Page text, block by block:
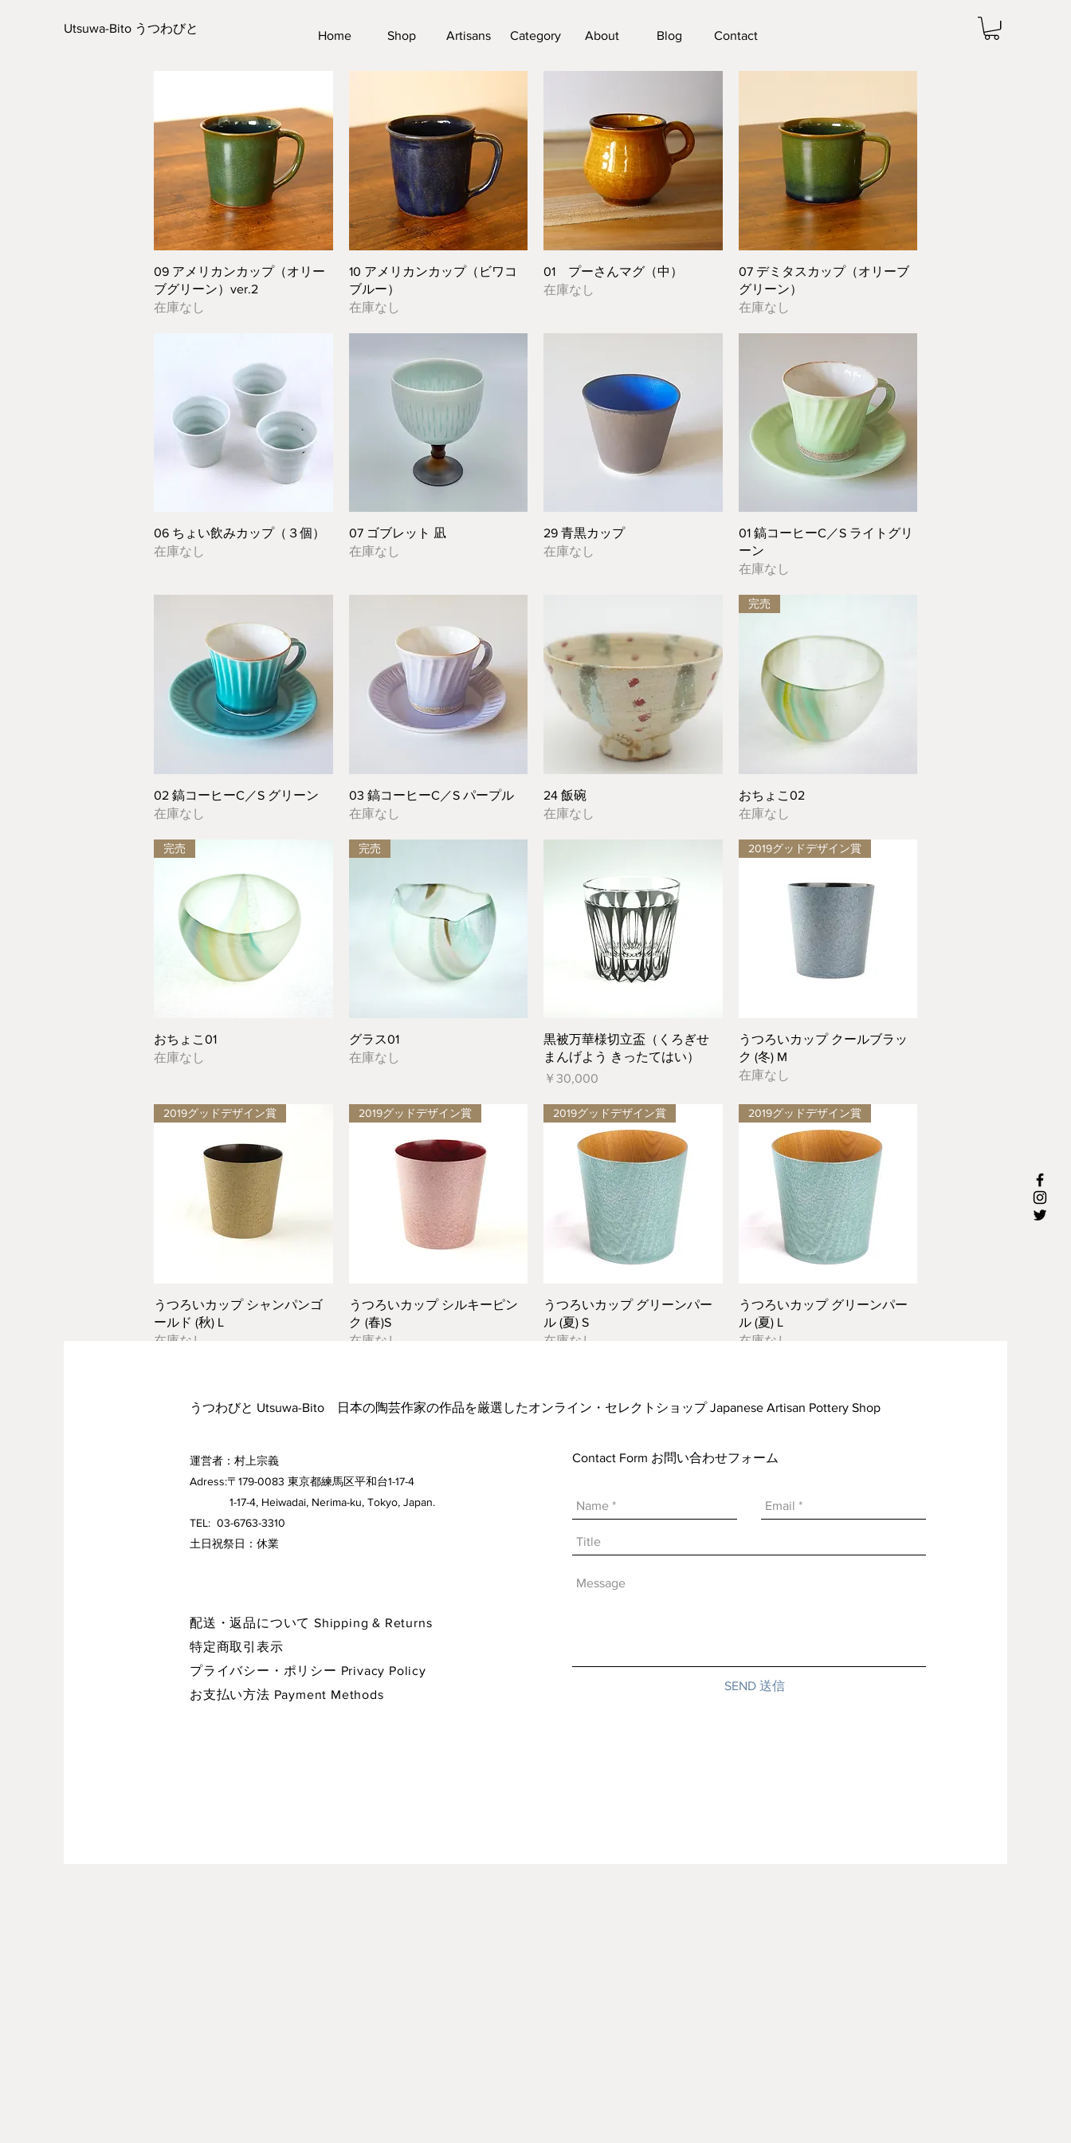
Utsuwa-Bito うつわびと
Home Shop Artisans Category About Blog Contact
クイックビュー
09 アメリカンカップ（オリー
ブグリーン）ver.2
在庫なし
クイックビュー
10 アメリカンカップ（ビワコ
ブルー）
在庫なし
クイックビュー
01 プーさんマグ（中）
在庫なし
クイックビュー
07 デミタスカップ（オリーブ
グリーン）
在庫なし
クイックビュー
06 ちょい飲みカップ（３個）
在庫なし
クイックビュー
07 ゴブレット 凪
在庫なし
クイックビュー
29 青黒カップ
在庫なし
クイックビュー
01 鎬コーヒーC／S ライトグリ
ーン
在庫なし
クイックビュー
02 鎬コーヒーC／S グリーン
在庫なし
クイックビュー
03 鎬コーヒーC／S パープル
在庫なし
24 飯碗
在庫なし
クイックビュー
完売
おちょこ02
在庫なし
クイックビュー
完売
おちょこ01
在庫なし
クイックビュー
完売
グラス01
在庫なし
クイックビュー
黒被万華様切立盃（くろぎせ
まんげよう きったてはい）
価格
￥30,000
クイックビュー
2019グッドデザイン賞
うつろいカップ クールブラッ
ク (冬) M
在庫なし
クイックビュー
2019グッドデザイン賞
うつろいカップ シャンパンゴ
ールド (秋) L
在庫なし
クイックビュー
2019グッドデザイン賞
うつろいカップ シルキーピン
ク (春)S
在庫なし
クイックビュー
2019グッドデザイン賞
うつろいカップ グリーンパー
ル (夏) S
在庫なし
クイックビュー
2019グッドデザイン賞
うつろいカップ グリーンパー
ル (夏) L
在庫なし
うつわびと Utsuwa-Bito 日本の陶芸作家の作品を厳選したオンライン・セレクトショップ Japanese Artisan Pottery Shop
運営者：村上宗義
Adress:〒179-0083 東京都練馬区平和台1-17-4
1-17-4, Heiwadai, Nerima-ku, Tokyo, Japan.
TEL: 03-6763-3310
​土日祝祭日：休業
配送・返品について Shipping & Returns
特定商取引表示
プライバシー・ポリシー Privacy Policy
お支払い方法 Payment Methods
Contact Form お問い合わせフォーム
SEND 送信